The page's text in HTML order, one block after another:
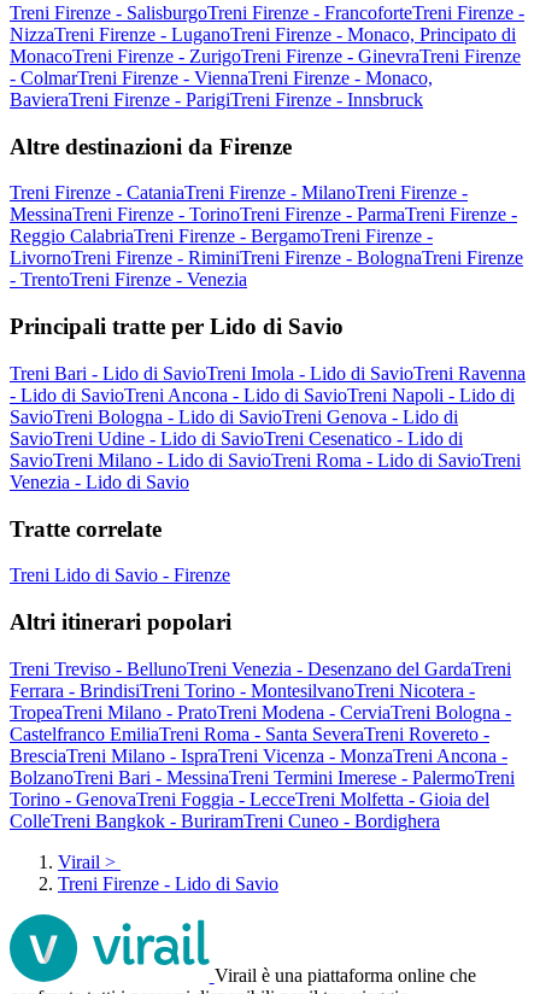
Treni Firenze - SalisburgoTreni Firenze - FrancoforteTreni Firenze -
NizzaTreni Firenze - LuganoTreni Firenze - Monaco, Principato di
MonacoTreni Firenze - ZurigoTreni Firenze - GinevraTreni Firenze
- ColmarTreni Firenze - ViennaTreni Firenze - Monaco,
BavieraTreni Firenze - ParigiTreni Firenze - Innsbruck
Altre destinazioni da Firenze
Treni Firenze - CataniaTreni Firenze - MilanoTreni Firenze -
MessinaTreni Firenze - TorinoTreni Firenze - ParmaTreni Firenze -
Reggio CalabriaTreni Firenze - BergamoTreni Firenze -
LivornoTreni Firenze - RiminiTreni Firenze - BolognaTreni Firenze
- TrentoTreni Firenze - Venezia
Principali tratte per Lido di Savio
Treni Bari - Lido di SavioTreni Imola - Lido di SavioTreni Ravenna
- Lido di SavioTreni Ancona - Lido di SavioTreni Napoli - Lido di
SavioTreni Bologna - Lido di SavioTreni Genova - Lido di
SavioTreni Udine - Lido di SavioTreni Cesenatico - Lido di
SavioTreni Milano - Lido di SavioTreni Roma - Lido di SavioTreni
Venezia - Lido di Savio
Tratte correlate
Treni Lido di Savio - Firenze
Altri itinerari popolari
Treni Treviso - BellunoTreni Venezia - Desenzano del GardaTreni
Ferrara - BrindisiTreni Torino - MontesilvanoTreni Nicotera -
TropeaTreni Milano - PratoTreni Modena - CerviaTreni Bologna -
Castelfranco EmiliaTreni Roma - Santa SeveraTreni Rovereto -
BresciaTreni Milano - IspraTreni Vicenza - MonzaTreni Ancona -
BolzanoTreni Bari - MessinaTreni Termini Imerese - PalermoTreni
Torino - GenovaTreni Foggia - LecceTreni Molfetta - Gioia del
ColleTreni Bangkok - BuriramTreni Cuneo - Bordighera
Virail >
Treni Firenze - Lido di Savio
Virail è una piattaforma online che